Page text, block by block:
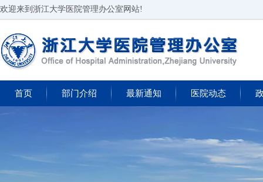
欢迎来到浙江大学医院管理办公室网站!
首页 部门介绍 最新通知 医院动态